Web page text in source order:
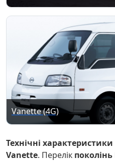
Vanette (4G)
Технічні
Vanette. Перелік